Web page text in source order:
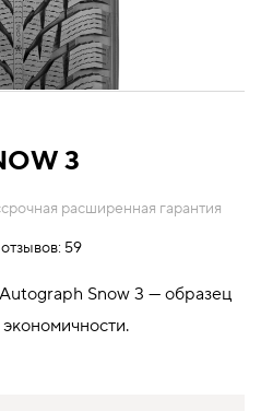
3
расширенная гарантия
59
Snow 3 — образец